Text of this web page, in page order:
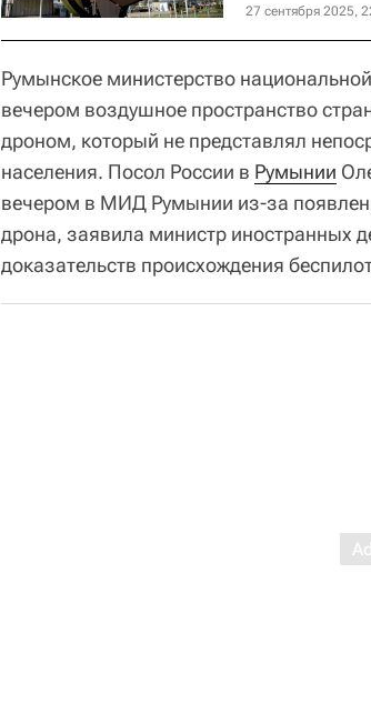
27 сентября 2025,
Румынское министерство
вечером воздушное пространство
дроном, который не представлял
населения. Посол России в Румынии
вечером в МИД Румынии из-за
дрона, заявила министр иностранных
доказательств происхождения